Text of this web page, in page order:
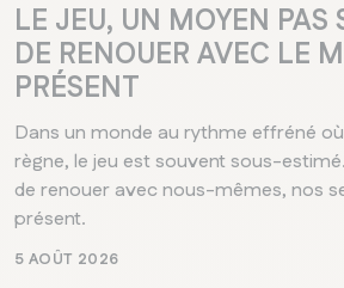
LE JEU, UN MOYEN PAS
DE RENOUER AVEC LE
PRÉSENT
Dans un monde au rythme effréné
règne, le jeu est souvent sous-
de renouer avec nous-mêmes, nos
présent.
5 AOÛT 2026